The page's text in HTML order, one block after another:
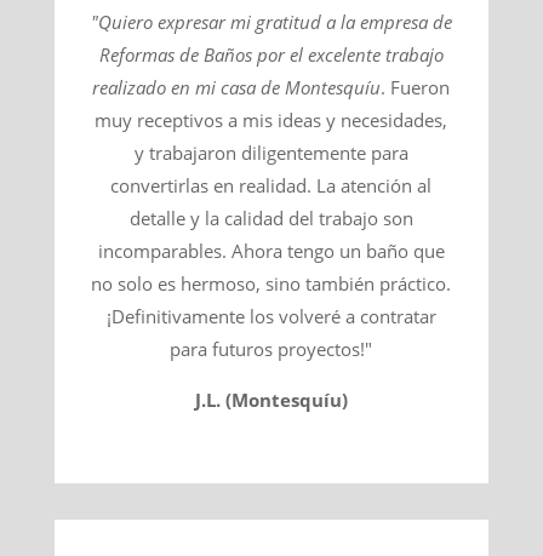
"Quiero expresar mi gratitud a la empresa de
Reformas de Baños por el excelente trabajo
realizado en mi casa deMontesquíu​. Fueron
muy receptivos a mis ideas y necesidades,
y trabajaron diligentemente para
convertirlas en realidad. La atención al
detalle y la calidad del trabajo son
incomparables. Ahora tengo un baño que
no solo es hermoso, sino también práctico.
¡Definitivamente los volveré a contratar
para futuros proyectos!"
J.L. (Montesquíu)